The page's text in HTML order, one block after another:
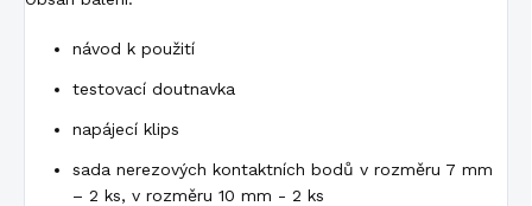
návod k použití
testovací doutnavka
napájecí klips
sada nerezových kontaktních bodů v rozměru 7 mm
– 2 ks, v rozměru 10 mm - 2 ks